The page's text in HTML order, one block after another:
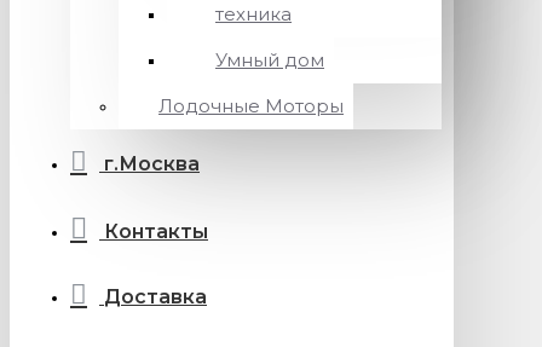
техника
Умный дом
Лодочные Моторы
г.Москва
Контакты
Доставка